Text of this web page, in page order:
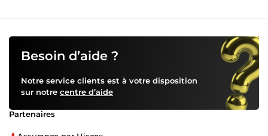
Besoin d’aide ?
Notre service clients est à votre disposition
sur notre centre d’aide
Partenaires